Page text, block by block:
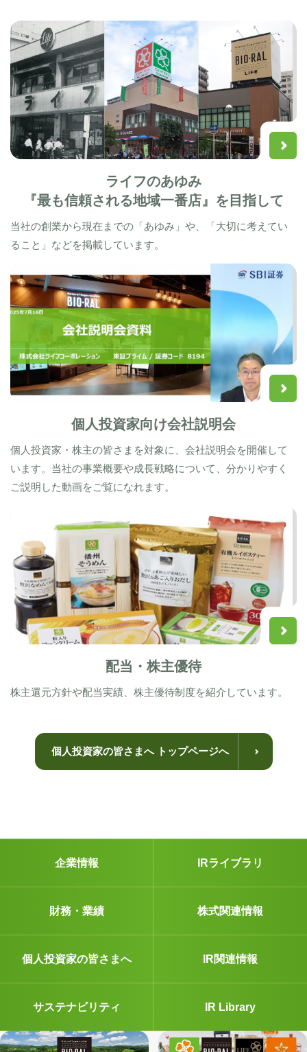
ライフのあゆみ
『最も信頼される地域一番店』を目指して
当社の創業から現在までの「あゆみ」や、「大切に考えてい
ること」などを掲載しています。
個人投資家向け会社説明会
個人投資家・株主の皆さまを対象に、会社説明会を開催して
います。当社の事業概要や成長戦略について、分かりやすく
ご説明した動画をご覧になれます。
配当・株主優待
株主還元方針や配当実績、株主優待制度を紹介しています。
個人投資家の皆さまへ トップページへ
企業情報 IRライブラリ
財務・業績 株式関連情報
個人投資家の皆さまへ IR関連情報
サステナビリティ IR Library